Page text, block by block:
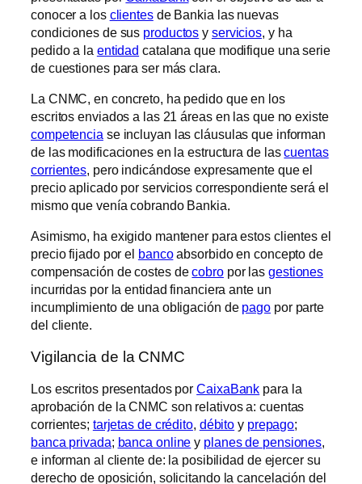
conocer a los clientesde Bankia las nuevas
condiciones de sus productos y servicios, y ha
pedido a la entidad catalana que modifique una serie
de cuestiones para ser más clara.
La CNMC, en concreto, ha pedido que en los
escritos enviados a las 21 áreas en las que no existe
competencia se incluyan las cláusulas que informan
de las modificaciones en la estructura de lascuentas
corrientes, pero indicándose expresamente que el
precio aplicado por servicios correspondiente será el
mismo que venía cobrando Bankia.
Asimismo, ha exigido mantener para estos clientes el
precio fijado por el bancoabsorbido en concepto de
compensación de costes decobropor lasgestiones
incurridas por la entidad financiera ante un
incumplimiento de una obligación de pago por parte
del cliente.
Vigilancia de la CNMC
Los escritos presentados porCaixaBank para la
aprobación de la CNMC son relativos a: cuentas
corrientes; tarjetas de crédito, débito y prepago;
banca privada; banca online y planes de pensiones,
e informan al cliente de: la posibilidad de ejercer su
derecho de oposición, solicitando la cancelación del